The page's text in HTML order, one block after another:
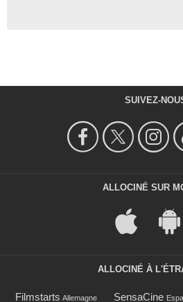
SUIVEZ-
ALLOCINÉ SUR
ALLOCINÉ À
Filmstarts Allemagne SensaCine